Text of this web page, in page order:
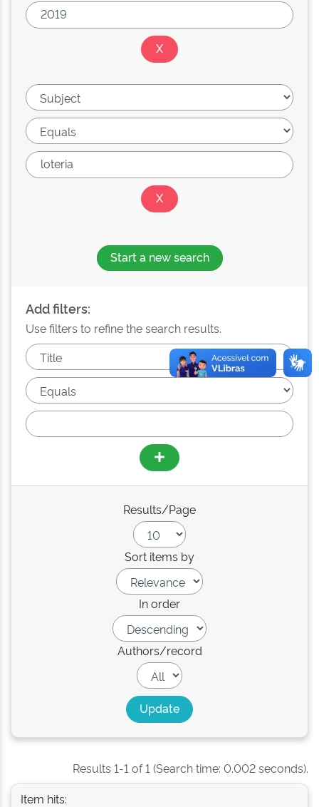
Start a new search
Add filters:
Use filters to refine the search results.
Results/Page
Sort items by
In order
Authors/record
Results 1-1 of 1 (Search time: 0.002 seconds).
Item hits: